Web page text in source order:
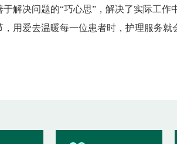
解决问题的“巧心思”，解决了实际工
用爱去温暖每一位患者时，护理服务就